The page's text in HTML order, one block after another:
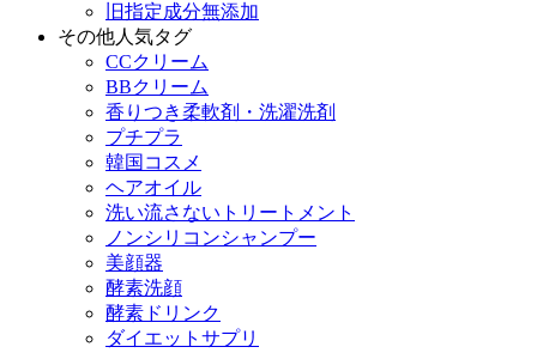
旧指定成分無添加
その他人気タグ
CCクリーム
BBクリーム
香りつき柔軟剤・洗濯洗剤
プチプラ
韓国コスメ
ヘアオイル
洗い流さないトリートメント
ノンシリコンシャンプー
美顔器
酵素洗顔
酵素ドリンク
ダイエットサプリ